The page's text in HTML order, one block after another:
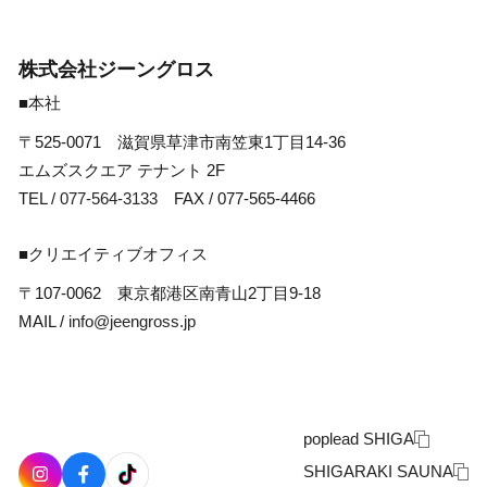
poplead SHIGA
SHIGARAKI SAUNA
株式会社ジーングロス
■本社
〒525-0071 滋賀県草津市南笠東1丁目14-36
エムズスクエア テナント 2F
TEL / 077-564-3133 FAX / 077-565-4466
■クリエイティブオフィス
〒107-0062 東京都港区南青山2丁目9-18
MAIL / info@jeengross.jp